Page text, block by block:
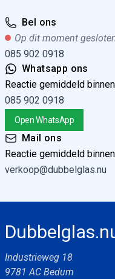
Bel ons
Op dit moment
085 902 0918
Whatsapp ons
Reactie gemiddeld
085 902 0918
Open WhatsApp
Mail ons
Reactie gemiddeld
verkoop@dubbelglas.nu
Industrieweg 18
9781 AC Bedum